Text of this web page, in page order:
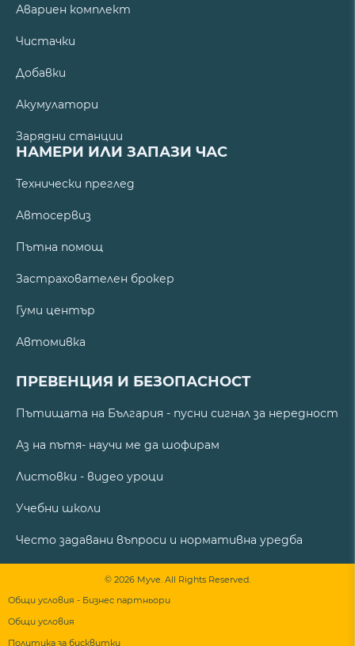
Авариен комплект
Чистачки
Добавки
Акумулатори
Зарядни станции
НАМЕРИ ИЛИ ЗАПАЗИ ЧАС
Технически преглед
Автосервиз
Пътна помощ
Застрахователен брокер
Гуми център
Автомивка
ПРЕВЕНЦИЯ И БЕЗОПАСНОСТ
Пътищата на България - пусни сигнал за нередност
Аз на пътя- научи ме да шофирам
Листовки - видео уроци
Учебни школи
Често задавани въпроси и нормативна уредба
© 2026 Myve. All Rights Reserved.
Общи условия - Бизнес партньори
Общи условия
Политика за бисквитки